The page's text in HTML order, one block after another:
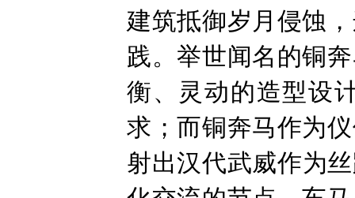
建筑抵御岁月侵蚀
践。举世闻名的铜
衡、灵动的造型设
求；而铜奔马作为
射出汉代武威作为